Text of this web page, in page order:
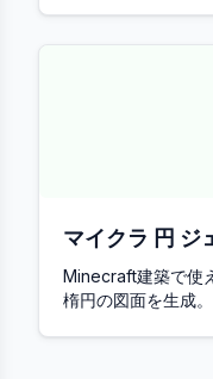
マイクラ 円 ジ
Minecraft建築で使
楕円の図面を生成。